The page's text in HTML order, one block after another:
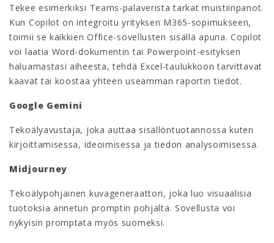
Tekee esimerkiksi Teams-palaverista tarkat muistiinpanot.
Kun Copilot on integroitu yrityksen M365-sopimukseen,
toimii se kaikkien Office-sovellusten sisällä apuna. Copilot
voi laatia Word-dokumentin tai Powerpoint-esityksen
haluamastasi aiheesta, tehdä Excel-taulukkoon tarvittavat
kaavat tai koostaa yhteen useamman raportin tiedot.
Google Gemini
Tekoälyavustaja, joka auttaa sisällöntuotannossa kuten
kirjoittamisessa, ideoimisessa ja tiedon analysoimisessa.
Midjourney
Tekoälypohjainen kuvageneraattori, joka luo visuaalisia
tuotoksia annetun promptin pohjalta. Sovellusta voi
nykyisin promptata myös suomeksi.